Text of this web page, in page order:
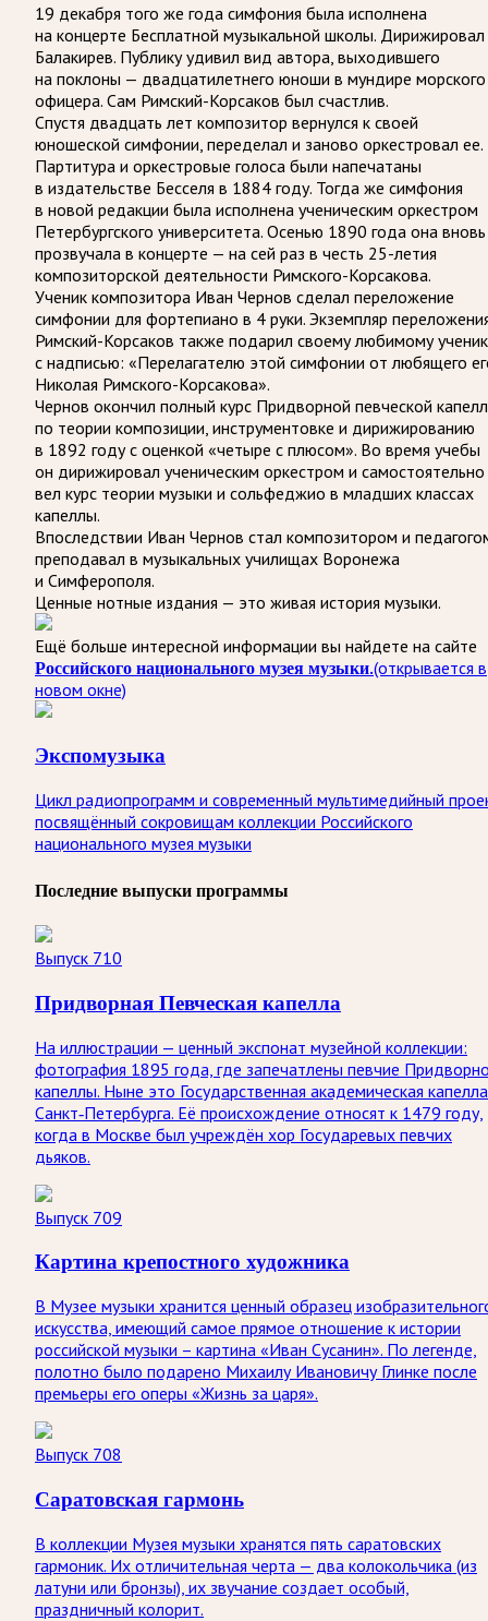
19 декабря того же года симфония была исполнена
на концерте Бесплатной музыкальной школы. Дирижировал
Балакирев. Публику удивил вид автора, выходившего
на поклоны — двадцатилетнего юноши в мундире морского
офицера. Сам Римский-Корсаков был счастлив.
Спустя двадцать лет композитор вернулся к своей
юношеской симфонии, переделал и заново оркестровал ее.
Партитура и оркестровые голоса были напечатаны
в издательстве Бесселя в 1884 году. Тогда же симфония
в новой редакции была исполнена ученическим оркестром
Петербургского университета. Осенью 1890 года она вновь
прозвучала в концерте — на сей раз в честь 25-летия
композиторской деятельности Римского-Корсакова.
Ученик композитора Иван Чернов сделал переложение
симфонии для фортепиано в 4 руки. Экземпляр
Римский-Корсаков также подарил своему любимому
с надписью: «Перелагателю этой симфонии от любящего
Николая Римского-Корсакова».
Чернов окончил полный курс Придворной певческой
по теории композиции, инструментовке и дирижированию
в 1892 году с оценкой «четыре с плюсом». Во время учебы
он дирижировал ученическим оркестром и самостоятельно
вел курс теории музыки и сольфеджио в младших классах
капеллы.
Впоследствии Иван Чернов стал композитором и
преподавал в музыкальных училищах Воронежа
и Симферополя.
Ценные нотные издания — это живая история музыки.
Ещё больше интересной информации вы найдете на сайте
Российского национального музея музыки.(открывается в
новом окне)
Экспомузыка
Цикл радиопрограмм и современный мультимедийный
посвящённый сокровищам коллекции Российского
национального музея музыки
Последние выпуски программы
Выпуск 710
Придворная Певческая капелла
На иллюстрации — ценный экспонат музейной коллекции:
фотография 1895 года, где запечатлены певчие
капеллы. Ныне это Государственная академическая капелла
Санкт‑Петербурга. Её происхождение относят к 1479 году,
когда в Москве был учреждён хор Государевых певчих
дьяков.
Выпуск 709
Картина крепостного художника
В Музее музыки хранится ценный образец
искусства, имеющий самое прямое отношение к истории
российской музыки – картина «Иван Сусанин». По легенде,
полотно было подарено Михаилу Ивановичу Глинке после
премьеры его оперы «Жизнь за царя».
Выпуск 708
Саратовская гармонь
В коллекции Музея музыки хранятся пять саратовских
гармоник. Их отличительная черта — два колокольчика (из
латуни или бронзы), их звучание создает особый,
праздничный колорит.